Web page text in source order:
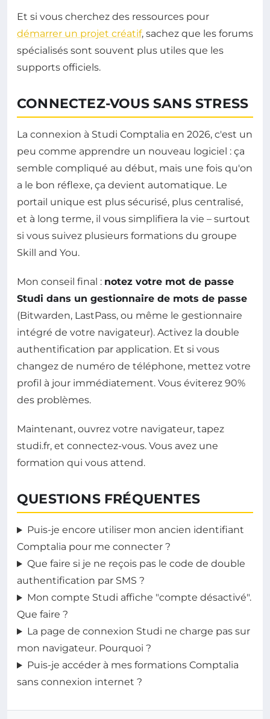
Et si vous cherchez des ressources pour
démarrer un projet créatif, sachez que les forums
spécialisés sont souvent plus utiles que les
supports officiels.
CONNECTEZ-VOUS SANS STRESS
La connexion à Studi Comptalia en 2026, c'est un
peu comme apprendre un nouveau logiciel : ça
semble compliqué au début, mais une fois qu'on
a le bon réflexe, ça devient automatique. Le
portail unique est plus sécurisé, plus centralisé,
et à long terme, il vous simplifiera la vie – surtout
si vous suivez plusieurs formations du groupe
Skill and You.
Mon conseil final : notez votre mot de passe
Studi dans un gestionnaire de mots de passe
(Bitwarden, LastPass, ou même le gestionnaire
intégré de votre navigateur). Activez la double
authentification par application. Et si vous
changez de numéro de téléphone, mettez votre
profil à jour immédiatement. Vous éviterez 90%
des problèmes.
Maintenant, ouvrez votre navigateur, tapez
studi.fr, et connectez-vous. Vous avez une
formation qui vous attend.
QUESTIONS FRÉQUENTES
Puis-je encore utiliser mon ancien identifiant
Comptalia pour me connecter ?
Que faire si je ne reçois pas le code de double
authentification par SMS ?
Mon compte Studi affiche "compte désactivé".
Que faire ?
La page de connexion Studi ne charge pas sur
mon navigateur. Pourquoi ?
Puis-je accéder à mes formations Comptalia
sans connexion internet ?